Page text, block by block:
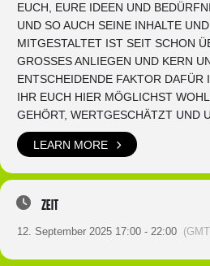
EUCH, EURE IDEEN UND
UND SO AUCH SEINE INHALTE
MITGESTALTET IST SEIT SCHON
GROSSES ANLIEGEN UND KERN
ENTSCHEIDENDE FAKTOR DAFÜR
IHR EUCH HIER MÖGLICHST
GEHÖRT, WERTGESCHÄTZT UND
LEARN MORE
Zeit
12. September 2025 17:00 - 22:00